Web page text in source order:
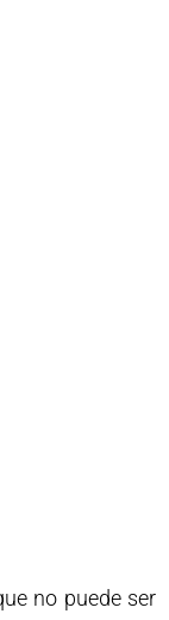
no puede ser